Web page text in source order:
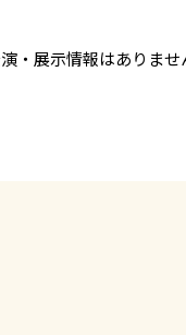
・展示情報はありませ